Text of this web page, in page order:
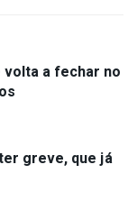
a fechar no
greve, que já